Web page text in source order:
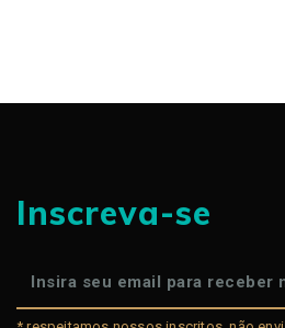
Inscreva-se